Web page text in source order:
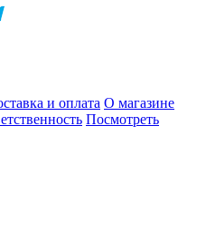
и оплата О магазине
Посмотреть